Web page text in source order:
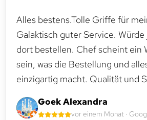
Alles bestens.Tolle Griffe für
Galaktisch guter Service.
dort bestellen. Chef scheint ein
sein, was die Bestellung und
einzigartig macht. Qualität und
Goek Alexandra
vor einem Monat ·